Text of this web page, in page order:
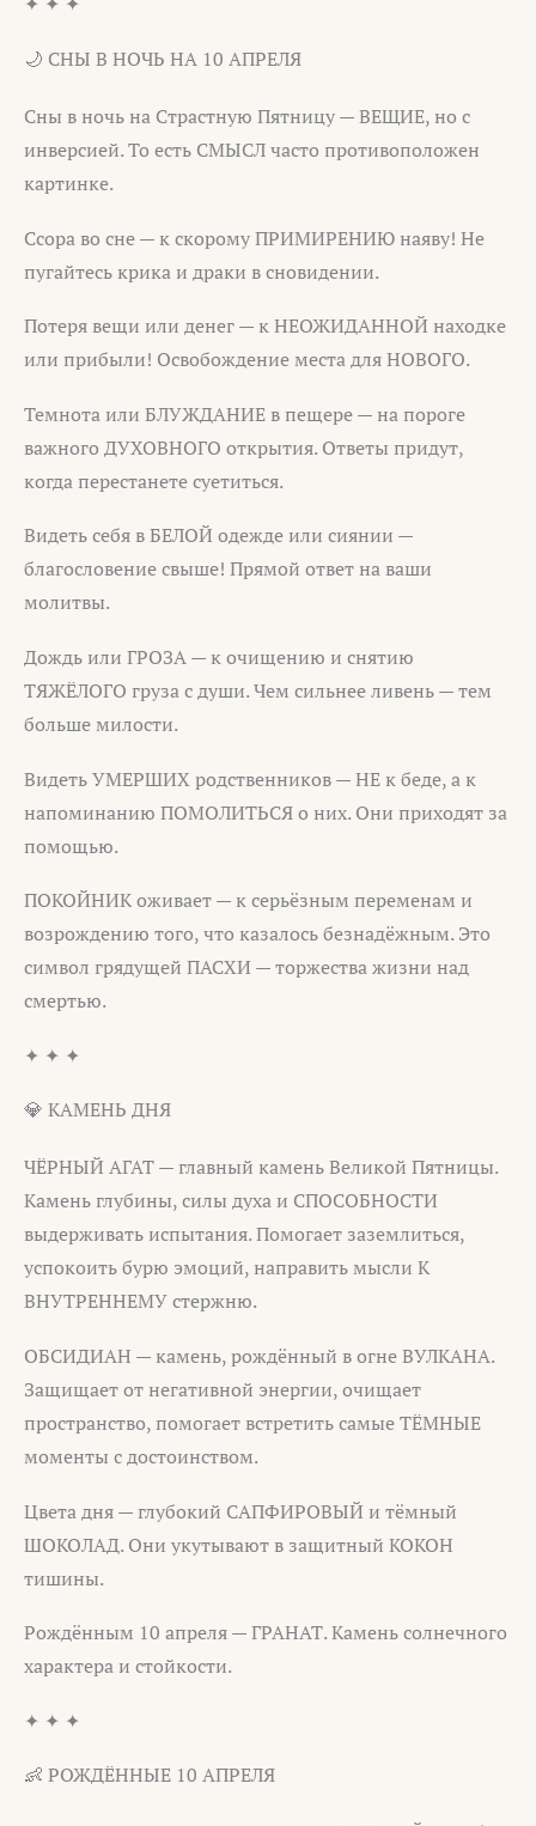
🌙 СНЫ В НОЧЬ НА 10 АПРЕЛЯ
Сны в ночь на Страстную Пятницу — ВЕЩИЕ, но с
инверсией. То есть СМЫСЛ часто противоположен
картинке.
Ссора во сне — к скорому ПРИМИРЕНИЮ наяву! Не
пугайтесь крика и драки в сновидении.
Потеря вещи или денег — к НЕОЖИДАННОЙ находке
или прибыли! Освобождение места для НОВОГО.
Темнота или БЛУЖДАНИЕ в пещере — на пороге
важного ДУХОВНОГО открытия. Ответы придут,
когда перестанете суетиться.
Видеть себя в БЕЛОЙ одежде или сиянии —
благословение свыше! Прямой ответ на ваши
молитвы.
Дождь или ГРОЗА — к очищению и снятию
ТЯЖЁЛОГО груза с души. Чем сильнее ливень — тем
больше милости.
Видеть УМЕРШИХ родственников — НЕ к беде, а к
напоминанию ПОМОЛИТЬСЯ о них. Они приходят за
помощью.
ПОКОЙНИК оживает — к серьёзным переменам и
возрождению того, что казалось безнадёжным. Это
символ грядущей ПАСХИ — торжества жизни над
смертью.
✦ ✦ ✦
💎 КАМЕНЬ ДНЯ
ЧЁРНЫЙ АГАТ — главный камень Великой Пятницы.
Камень глубины, силы духа и СПОСОБНОСТИ
выдерживать испытания. Помогает заземлиться,
успокоить бурю эмоций, направить мысли К
ВНУТРЕННЕМУ стержню.
ОБСИДИАН — камень, рождённый в огне ВУЛКАНА.
Защищает от негативной энергии, очищает
пространство, помогает встретить самые ТЁМНЫЕ
моменты с достоинством.
Цвета дня — глубокий САПФИРОВЫЙ и тёмный
ШОКОЛАД. Они укутывают в защитный КОКОН
тишины.
Рождённым 10 апреля — ГРАНАТ. Камень солнечного
характера и стойкости.
✦ ✦ ✦
👶 РОЖДЁННЫЕ 10 АПРЕЛЯ